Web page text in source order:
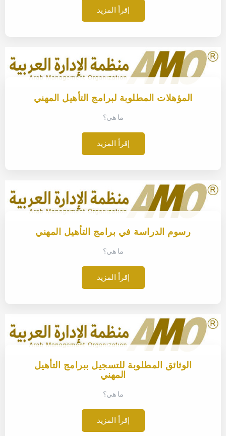
إقرأ المزيد
المؤهلات المطلوبة لبرامج التأهيل المهني
ما هي؟
إقرأ المزيد
رسوم الدراسة في برامج التأهيل المهني
ما هي؟
إقرأ المزيد
الوثائق المطلوبة للتسجيل ببرامج التأهيل
المهني
ما هي؟
إقرأ المزيد